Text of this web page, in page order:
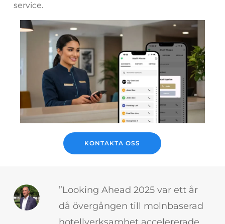
service.
KONTAKTA OSS
”Looking Ahead 2025 var ett år
då övergången till molnbaserad